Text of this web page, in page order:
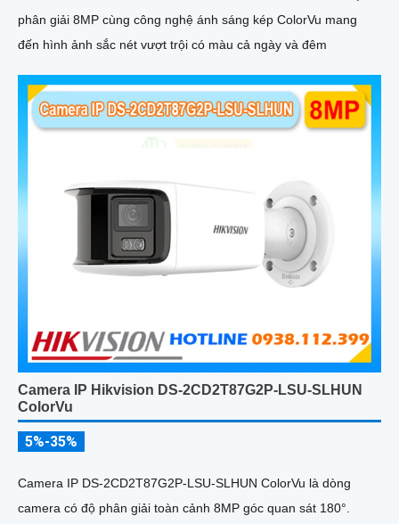
phân giải 8MP cùng công nghệ ánh sáng kép ColorVu mang
đến hình ảnh sắc nét vượt trội có màu cả ngày và đêm
Camera IP Hikvision DS-2CD2T87G2P-LSU-SLHUN
ColorVu
5%-35%
Camera IP DS-2CD2T87G2P-LSU-SLHUN ColorVu là dòng
camera có độ phân giải toàn cảnh 8MP góc quan sát 180°.